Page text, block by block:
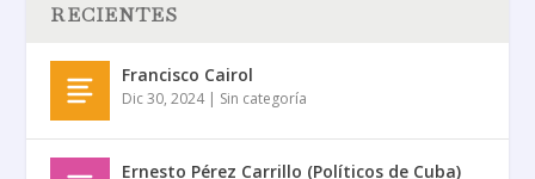
RECIENTES
Francisco Cairol
Dic 30, 2024| Sin categoría
Ernesto Pérez Carrillo (Políticos de Cuba)